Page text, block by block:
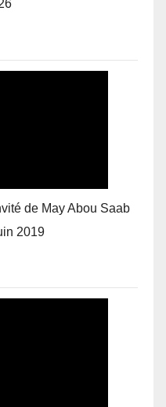
de May Abou Saab
2019